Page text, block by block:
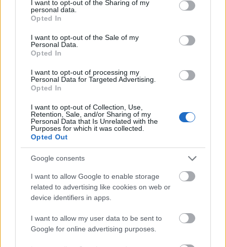
not limited to your visit or usage behaviour. You may click to
grant or deny consent to Google and its third-party tags to
use your data for below specified purposes in below Google
consent section.
I want to opt-out of the Sharing of my
personal data.
Opted In
I want to opt-out of the Sale of my
Personal Data.
Opted In
I want to opt-out of processing my
Personal Data for Targeted Advertising.
Opted In
I want to opt-out of Collection, Use,
Retention, Sale, and/or Sharing of my
Personal Data that Is Unrelated with the
Purposes for which it was collected.
Opted Out
Google consents
I want to allow Google to enable storage
related to advertising like cookies on web or
device identifiers in apps.
I want to allow my user data to be sent to
Google for online advertising purposes.
valósággal tolonganak azért, hogy bizonygassák: ők
aztán a demokrácia, az erőszakmentes világ, az
bűnökért vezekelnének most, amelyekkel
támogatták az elmúlt évtizedekben a Nyugat által
indított népirtó háborúkat.
Köztük vannak az Európai Unió irányítói,
parlamentjének számos tagja, akiknek egy része
nyilvánvalóan zsarolható és az USA adminisztrációja
zsarolja is őket. Ha nem így lenne, nem bólintottak
volna rá minden olyan indítványra, amivel az
amerikai érdekeket szolgálva gyengítették meg az
európai gazdaság alapjait azzal, hogy asszisztáltak
az Unió és az Oroszország közötti, kölcsönösen
előnyös kapcsolatok felszámolásához. Ha nem így
lenne, nem hagyták volna szó nélkül a fele-fele
arányban orosz-német tulajdonban lévő Északi
Áramlat gázvezetékek felrobbantását, ami
nyilvánvalóan az állami terrorizmus példátlan
megnyilvánulása volt. Ehhez képest a zöldekkel tele
német kormány fülét-farkát behúzva még azt sem